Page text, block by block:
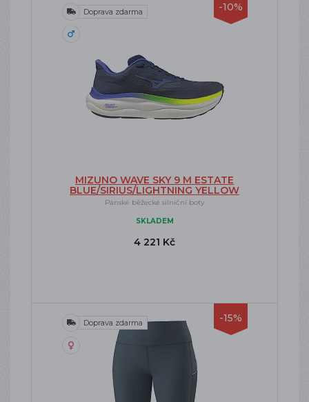
-10%
Doprava zdarma
MIZUNO WAVE SKY 9 M ESTATE
BLUE/SIRIUS/LIGHTNING YELLOW
Pánské běžecké silniční boty
SKLADEM
4 221 Kč
-15%
Doprava zdarma